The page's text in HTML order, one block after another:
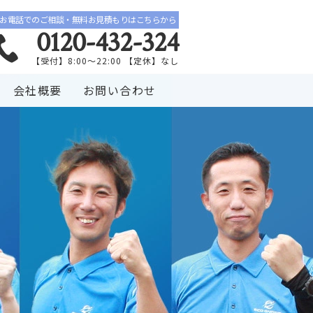
お電話でのご相談・無料お見積もりはこちらから
0120-432-324
【受付】8:00〜22:00 【定休】なし
会社概要 お問い合わせ